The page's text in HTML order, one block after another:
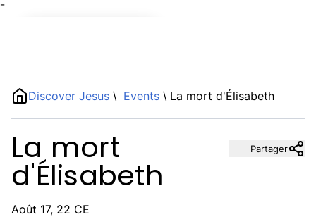
¯
Discover Jesus \ Events \ La mort d'Élisabeth
La mort
d'Élisabeth
Août 17, 22 CE
Partager